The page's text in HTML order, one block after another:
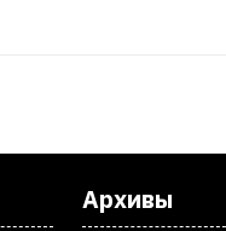
Архивы